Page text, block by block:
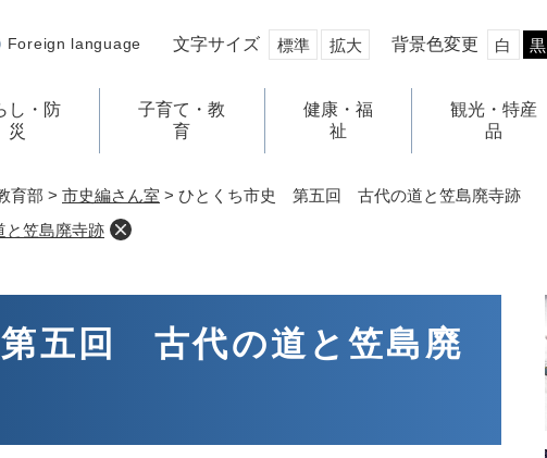
Foreign language 文字サイズ 標準 拡大 背景色変更 白 黒
し・防
災
子育て・教
育
健康・福
祉
観光・特産
品
育部 > 市史編さん室 > ひとくち市史 第五回 古代の道と笠島廃寺跡
笠島廃寺跡
五回 古代の道と笠島廃